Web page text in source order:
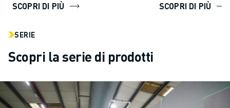
SCOPRI DI PIÙ SCOPRI DI PIÙ
SERIE
Scopri la serie di prodotti